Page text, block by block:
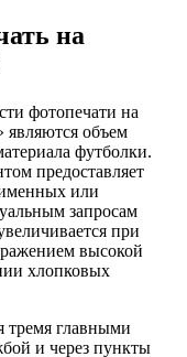
на
фотопечати на
объем
футболки.
предоставляет
или
запросам
при
высокой
хлопковых
тремя главными
и через пункты